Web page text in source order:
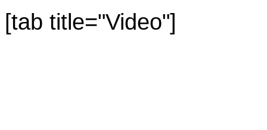
[tab title="Video"]